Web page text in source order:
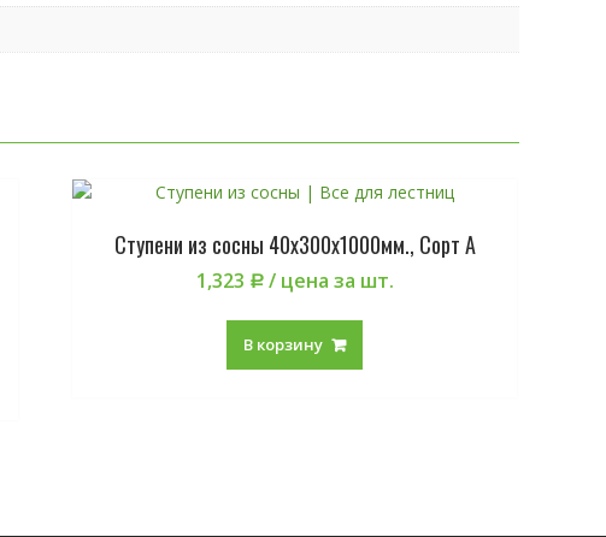
Ступени из сосны 40х300х1000мм., Сорт А
1,323 Р / цена за шт.
В корзину